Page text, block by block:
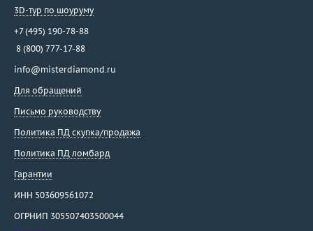
3D-тур по шоуруму
+7 (495) 190-78-88
8 (800) 777-17-88
info@misterdiamond.ru
Для обращений
Письмо руководству
Политика ПД скупка/продажа
Политика ПД ломбард
Гарантии
ИНН 503609561072
ОГРНИП 305507403500044